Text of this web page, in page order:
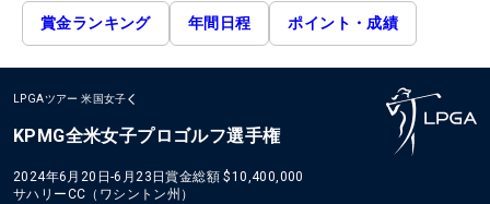
賞金ランキング 年間日程 ポイント・成績
LPGAツアー 米国女子
KPMG全米女子プロゴルフ選手権
2024年6月20日-6月23日賞金総額 $10,400,000
サハリーCC（ワシントン州）